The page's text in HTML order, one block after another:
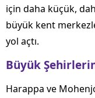
için daha küçük,
büyük kent
yol açtı.
Büyük Şehirlerin
Harappa ve